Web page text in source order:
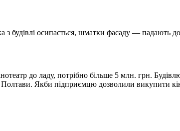
з будівлі осипається, шматки фасаду — падають
до ладу, потрібно більше 5 млн. грн.
Полтави. Якби підприємцю дозволили викупити